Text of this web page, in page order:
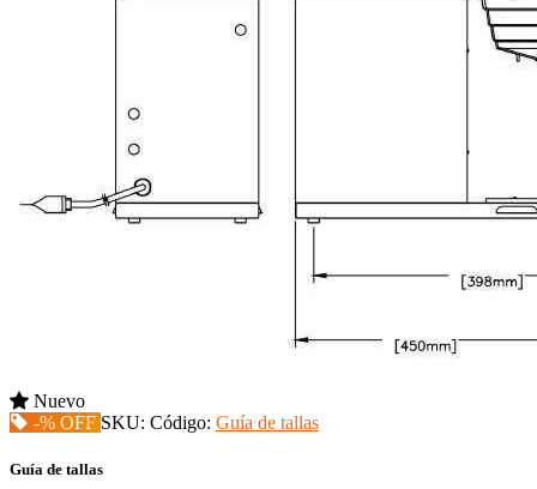
Nuevo
-% OFF SKU: Código: Guía de tallas
Guía de tallas